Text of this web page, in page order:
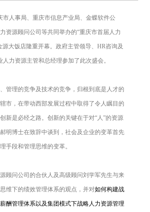
市人事局、重庆市信息产业局、金蝶软件公
资源顾问公司等共同举办的“重庆市首届人力
大饭店隆重开幕。政府主管领导、 HR咨询及
人力资源主管和总经理参加了此次盛会。
管理的竞争及技术的竞争，归根到底是人才的
市，在带动西部发展过程中取得了令人瞩目的
新是必经之路。创新的关键在于对“人”的资源
明博士在致辞中谈到，社会及企业的变革首先
手段和管理思维的变革。
顾问公司的合伙人及高级顾问刘学军先生与来
维下的绩效管理体系的观点，并对如何构建战
酬管理体系以及集团模式下战略人力资源管理